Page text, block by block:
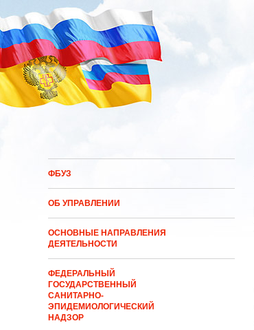
Перейти к основному содержанию
ФБУЗ
ОБ УПРАВЛЕНИИ
ОСНОВНЫЕ НАПРАВЛЕНИЯ
ДЕЯТЕЛЬНОСТИ
ФЕДЕРАЛЬНЫЙ
ГОСУДАРСТВЕННЫЙ
САНИТАРНО-
ЭПИДЕМИОЛОГИЧЕСКИЙ
НАДЗОР